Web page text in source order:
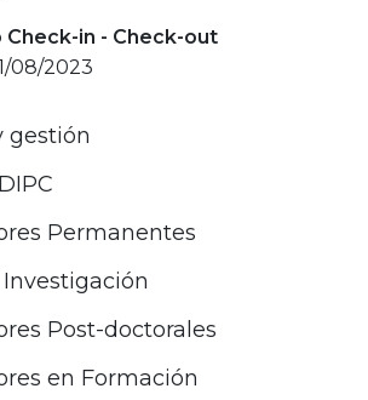
Check-in - Check-out
08/2023
gestión
Permanentes
Post-doctorales
en Formación